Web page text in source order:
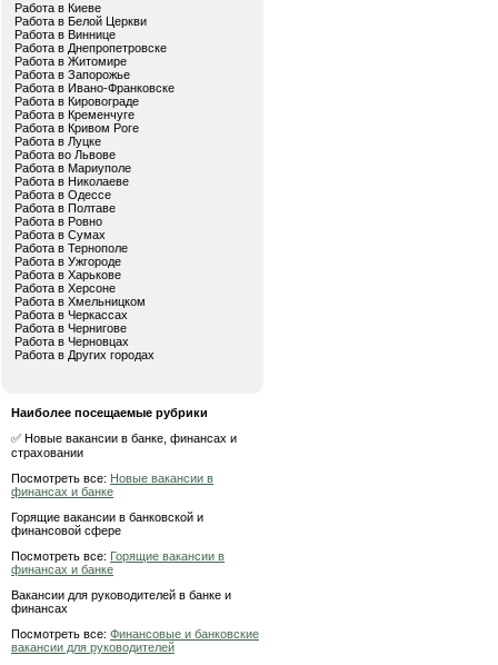
Работа в Киеве
Работа в Белой Церкви
Работа в Виннице
Работа в Днепропетровске
Работа в Житомире
Работа в Запорожье
Работа в Ивано-Франковске
Работа в Кировограде
Работа в Кременчуге
Работа в Кривом Роге
Работа в Луцке
Работа во Львове
Работа в Мариуполе
Работа в Николаеве
Работа в Одессе
Работа в Полтаве
Работа в Ровно
Работа в Сумах
Работа в Тернополе
Работа в Ужгороде
Работа в Харькове
Работа в Херсоне
Работа в Хмельницком
Работа в Черкассах
Работа в Чернигове
Работа в Черновцах
Работа в Других городах
Наиболее посещаемые рубрики
✅ Новые вакансии в банке, финансах и
страховании
Посмотреть все: Новые вакансии в
финансах и банке
Горящие вакансии в банковской и
финансовой сфере
Посмотреть все: Горящие вакансии в
финансах и банке
Вакансии для руководителей в банке и
финансах
Посмотреть все: Финансовые и банковские
вакансии для руководителей